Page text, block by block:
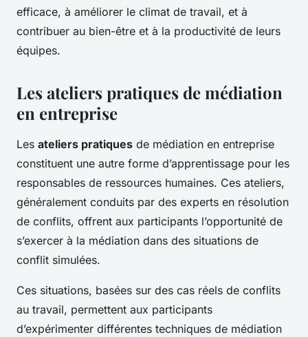
efficace, à améliorer le climat de travail, et à
contribuer au bien-être et à la productivité de leurs
équipes.
Les ateliers pratiques de médiation
en entreprise
Les ateliers pratiques de médiation en entreprise
constituent une autre forme d’apprentissage pour les
responsables de ressources humaines. Ces ateliers,
généralement conduits par des experts en résolution
de conflits, offrent aux participants l’opportunité de
s’exercer à la médiation dans des situations de
conflit simulées.
Ces situations, basées sur des cas réels de conflits
au travail, permettent aux participants
d’expérimenter différentes techniques de médiation